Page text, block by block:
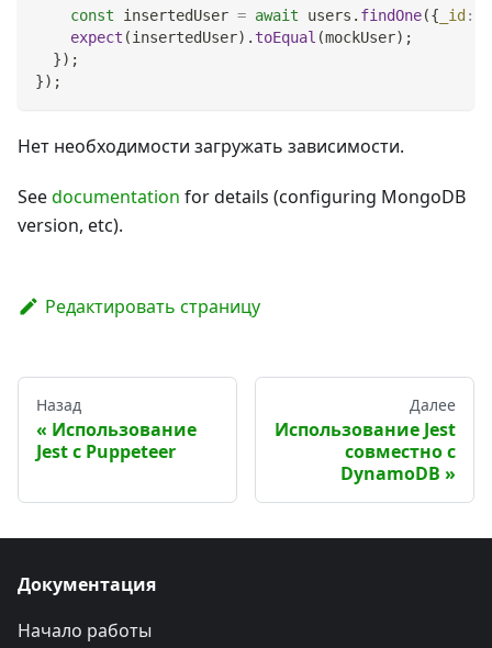
const insertedUser = await users . findOne({ _id :
expect (insertedUser) . toEqual (mockUser) ;
}) ;
}) ;
Нет необходимости загружать зависимости.
Seedocumentation for details (configuring MongoDB
version, etc).
Редактировать страницу
Назад
Использование
Jest с Puppeteer
Далее
Использование Jest
совместно с
DynamoDB
Документация
Начало работы